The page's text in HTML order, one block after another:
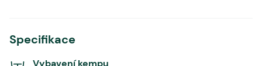
Specifikace
Vybavení kempu